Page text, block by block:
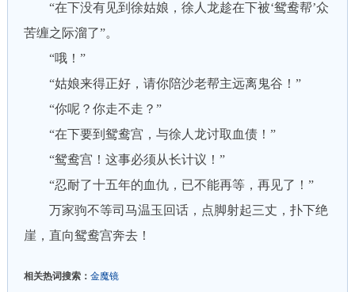
“在下没有见到徐姑娘，徐人龙趁在下被‘鸳鸯帮’众
苦缠之际溜了”。
“哦！”
“姑娘来得正好，请你陪沙老帮主远离鬼谷！”
“你呢？你走不走？”
“在下要到鸳鸯宫，与徐人龙讨取血债！”
“鸳鸯宫！这事必须从长计议！”
“忍耐了十五年的血仇，已不能再等，再见了！”
万家驹不等司马温玉回话，点脚射起三丈，扑下绝
崖，直向鸳鸯宫奔去！
相关热词搜索： 金魔镜